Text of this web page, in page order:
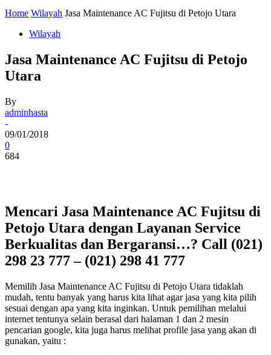
Home Wilayah Jasa Maintenance AC Fujitsu di Petojo Utara
Wilayah
Jasa Maintenance AC Fujitsu di Petojo
Utara
By
adminhasta
-
09/01/2018
0
684
Mencari Jasa Maintenance AC Fujitsu di
Petojo Utara dengan Layanan Service
Berkualitas dan Bergaransi…? Call (021)
298 23 777 – (021) 298 41 777
Memilih Jasa Maintenance AC Fujitsu di Petojo Utara tidaklah
mudah, tentu banyak yang harus kita lihat agar jasa yang kita pilih
sesuai dengan apa yang kita inginkan. Untuk pemilihan melalui
internet tentunya selain berasal dari halaman 1 dan 2 mesin
pencarian google, kita juga harus melihat profile jasa yang akan di
gunakan, yaitu :